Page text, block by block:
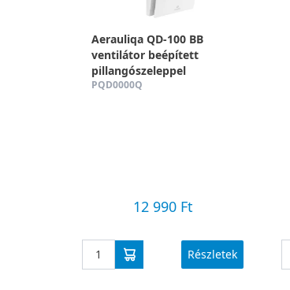
Aerauliqa QD-100 BB
ventilátor beépített
pillangószeleppel
PQD0000Q
12 990 Ft
Részletek